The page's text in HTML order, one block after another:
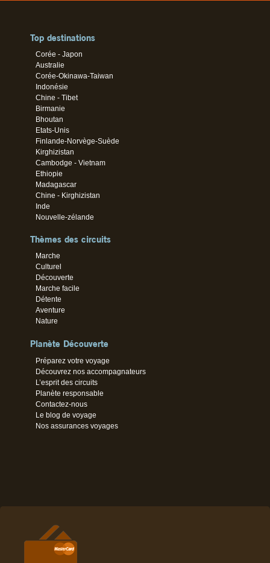
Top destinations
Corée - Japon
Australie
Corée-Okinawa-Taiwan
Indonésie
Chine - Tibet
Birmanie
Bhoutan
Etats-Unis
Finlande-Norvège-Suède
Kirghizistan
Cambodge - Vietnam
Ethiopie
Madagascar
Chine - Kirghizistan
Inde
Nouvelle-zélande
Thèmes des circuits
Marche
Culturel
Découverte
Marche facile
Détente
Aventure
Nature
Planète Découverte
Préparez votre voyage
Découvrez nos accompagnateurs
L’esprit des circuits
Planète responsable
Contactez-nous
Le blog de voyage
Nos assurances voyages